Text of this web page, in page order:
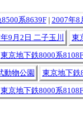
系8639F| 2007年8
9月2日 二子玉川 東
東京地下鉄8000系8108F
動物公園 東京地下鉄
東京地下鉄8000系8108F